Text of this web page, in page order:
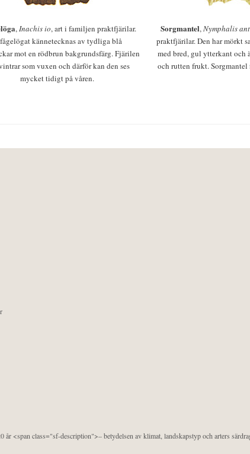
,Inachis io, art i familjen praktfjärilar.
kännetecknas av tydliga blå
mot en rödbrun bakgrundsfärg. Fjärilen
som vuxen och därför kan den ses
mycket tidigt på våren.
Sorgmantel,Nymphalis
praktfjärilar. Den har mörkt
med bred, gul ytterkant och
och rutten frukt. Sorgmantel
<span class="sf-description">– betydelsen av klimat, landskapstyp och arters